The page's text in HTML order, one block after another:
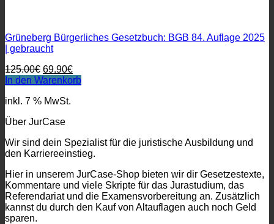
Grüneberg Bürgerliches Gesetzbuch: BGB 84. Auflage 2025
| gebraucht
125.00€ Ursprünglicher
Preis
125.00€
69.90€Aktueller
Preis
In den Warenkorb
inkl. 7 % MwSt.
Über JurCase
Wir sind dein Spezialist für die juristische Ausbildung und
den Karriereeinstieg.
Hier in unserem JurCase-Shop bieten wir dir Gesetzestexte,
Kommentare und viele Skripte für das Jurastudium, das
Referendariat und die Examensvorbereitung an. Zusätzlich
kannst du durch den Kauf von Altauflagen auch noch Geld
sparen.